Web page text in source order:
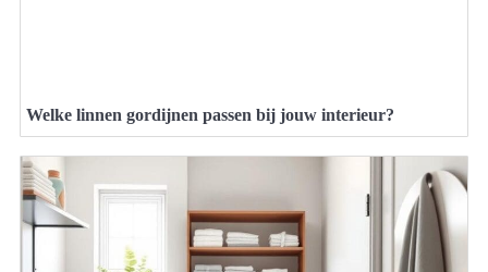
Welke linnen gordijnen passen bij jouw interieur?